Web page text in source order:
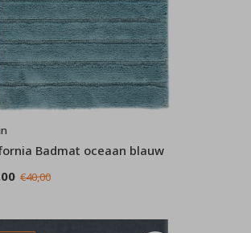
Badmat oceaan blauw
€40,00